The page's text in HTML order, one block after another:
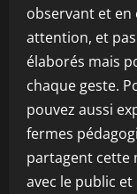
observant et en
attention, et
élaborés mais
chaque geste.
pouvez aussi
fermes
partagent cette
avec le public